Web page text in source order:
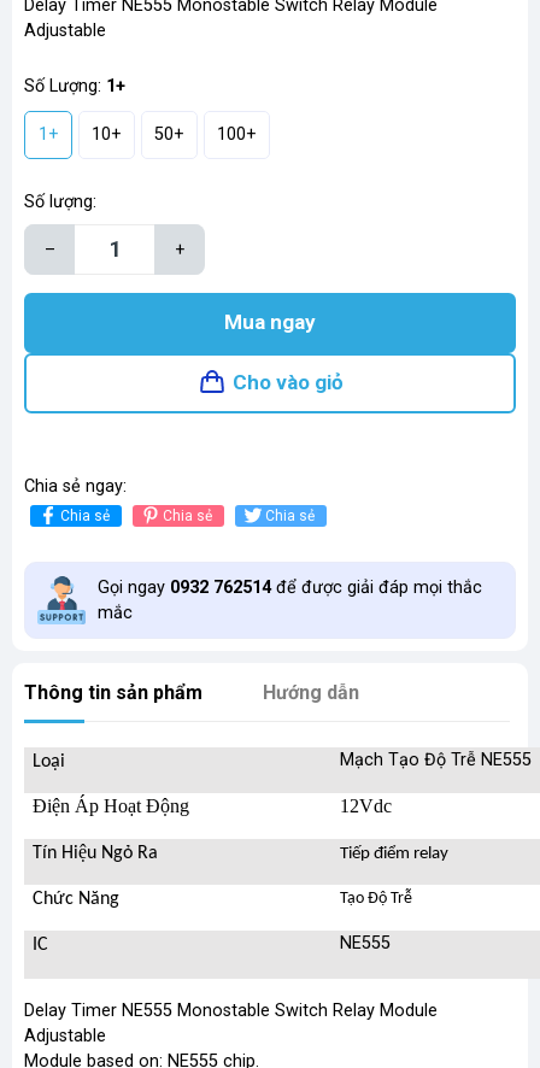
Delay Timer NE555 Monostable Switch Relay Module
Adjustable
Số Lượng: 1+
1+ 10+ 50+ 100+
Số lượng:
– +
Mua ngay
Cho vào giỏ
Chia sẻ ngay:
Chia sẻ Chia sẻ Chia sẻ
Gọi ngay 0932 762514để được giải đáp mọi thắc
mắc
Thông tin sản phẩm Hướng dẫn
Loại Mạch Tạo Độ Trễ NE555
Điện Áp Hoạt Động 12Vdc
Tín Hiệu Ngỏ Ra Tiếp điểm relay
Chức Năng Tạo Độ Trễ
IC NE555
Delay Timer NE555 Monostable Switch Relay Module
Adjustable
Module based on: NE555 chip.